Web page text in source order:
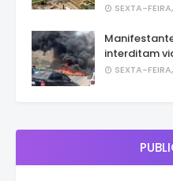
SEXTA-
interditam
SEXTA-